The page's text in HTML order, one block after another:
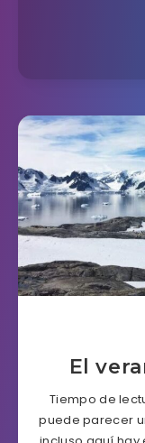
El
Tiempo de
puede parecer